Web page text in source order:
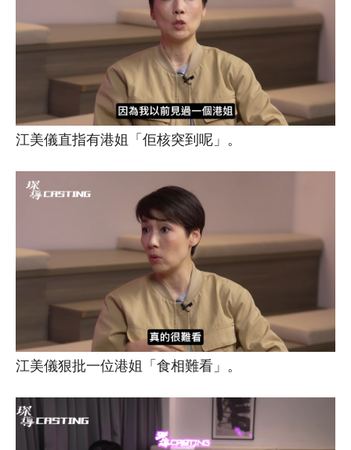
江美儀直指有港姐「佢核突到呢」。
江美儀狠批一位港姐「食相難看」。